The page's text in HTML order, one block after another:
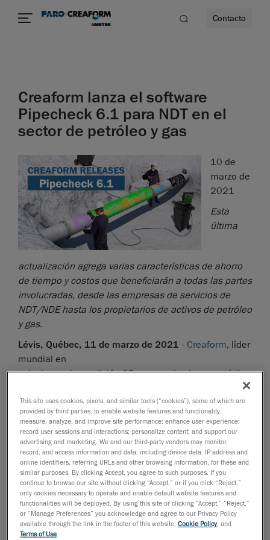
Contacto
Creaform lanza el software
Pipecheck 6.1 para NDT en el
sector de petróleo y gas
10 de
marzo de
2021
Esta
última
actualización agrega varias características de ahorro
de tiempo y costos que beneficiarán a todas las partes
involucradas, desde las empresas de servicios de
NDT/NDE hasta los propietarios de activos de petróleo
y gas.
Lévis, Québec, 11 de marzo de 2021 - Creaform, líder
mundial en
soluciones de medición 3D automatizadas y portátiles
del softwarePipecheck 6.1, una actualización
significativa del ya avanzado software de evaluación
de la integridad de tuberías.
Siempre a la vanguardia de la tecnología en
soluciones de NDT para el sector de petróleo y de gas,
esta última versión ofrecerá posibilidades únicas que
abrirán nuevas puertas a diversas oportunidades
comerciales.
Pipecheck 6.1 sigue siendo la solución NDT más
This site uses cookies, pixels, and similar tools (“cookies”), some of which are
provided by third parties, to enable website features and functionality;
measure, analyze, and improve site performance; enhance user experience;
record user sessions and interactions; personalize content; and support our
advertising and marketing. We and our third-party vendors may monitor,
record, and access information and data, including device data, IP address and
online identifiers, referring URLs and other browsing information, for these and
similar purposes. By clicking Accept, you agree to such purposes. If you
continue to browse our site without clicking “Accept,” or if you click “Reject,”
only cookies necessary to operate and enable default website features and
functionalities will be deployed. By using this site or clicking “Accept,” “Reject,”
or “Manage Preferences” you acknowledge and agree to our Privacy Policy
available through the link in the footer of this website,Cookie Policy, and
Terms of Use